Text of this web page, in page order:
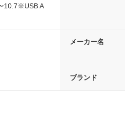
10.7※USB A
メーカー名
ブランド